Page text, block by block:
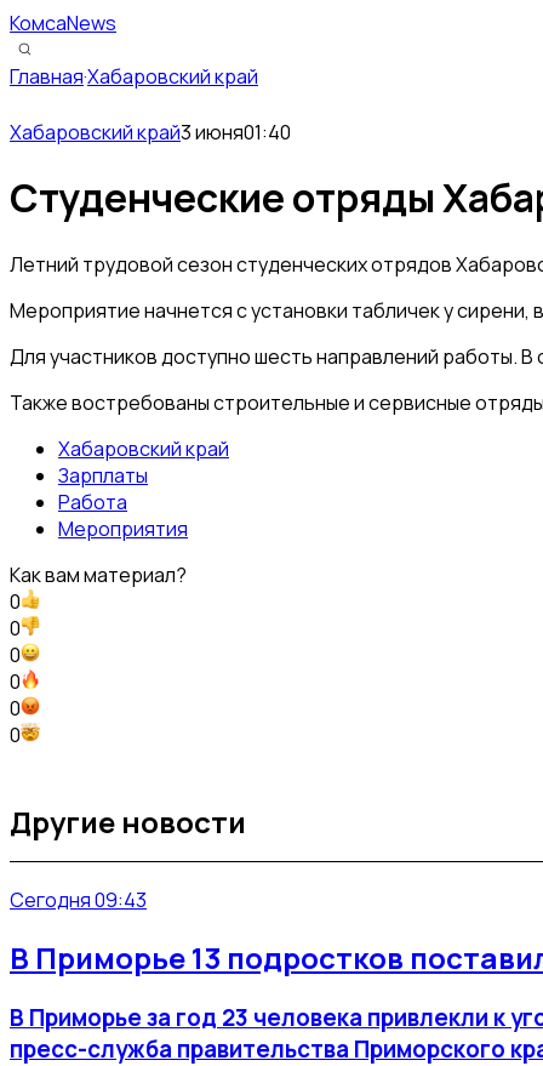
КомсаNews
Главная·Хабаровский край
Хабаровский край3 июня01:40
Студенческие отряды
Летний трудовой сезон студенческих отрядов
Мероприятие начнется с установки табличек у
Для участников доступно шесть направлений работы.
Также востребованы строительные и сервисные
Хабаровский край
Зарплаты
Работа
Мероприятия
Как вам материал?
0
0
0
0
0
0
Другие новости
Сегодня 09:43
В Приморье 13 подростков
В Приморье за год 23 человека привлекли к
пресс-служба правительства Приморского